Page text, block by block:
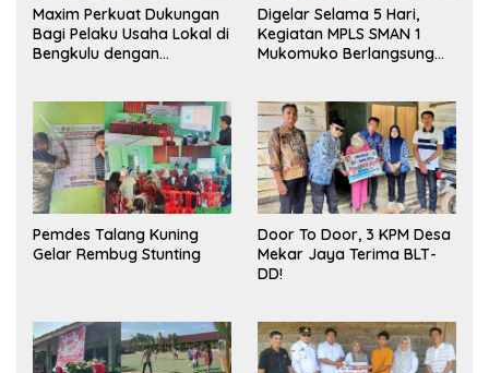
Maxim Perkuat Dukungan
Bagi Pelaku Usaha Lokal di
Bengkulu dengan
Pasar
Digelar Selama 5 Hari,
Kegiatan MPLS SMAN 1
Mukomuko Berlangsung
Pemdes Talang Kuning
Gelar Rembug Stunting
Door To Door, 3 KPM Desa
Mekar Jaya Terima BLT-
DD!